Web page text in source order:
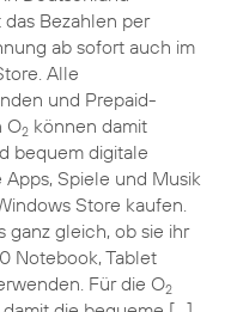
Bezahlen per
ab sofort auch im
Alle
und Prepaid-
O2können damit
bequem digitale
Apps, Spiele und Musik
Store kaufen.
ganz gleich, ob sie ihr
Notebook, Tablet
Für die O2